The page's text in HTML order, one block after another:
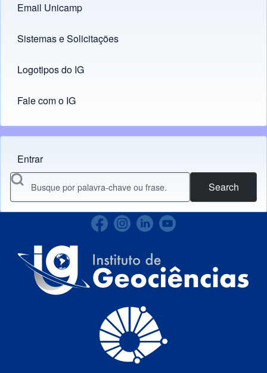
Links
Email Unicamp
(opens in new tab)
Sistemas e Solicitações
(opens in new tab)
Logotipos do IG
(opens in new tab)
Fale com o IG
Menu do usuário
Entrar
Search